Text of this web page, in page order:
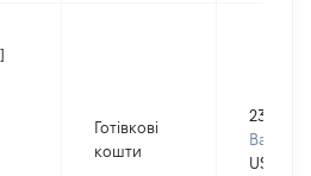
Готівкові
кошти
23000
Валюта:
USD